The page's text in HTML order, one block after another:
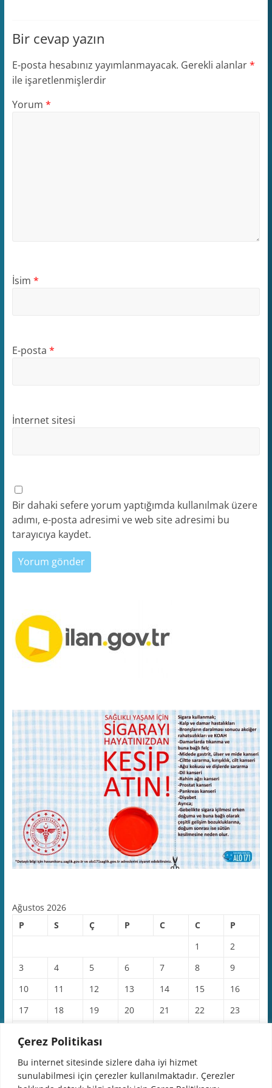
Çerez Politikası
Bu internet sitesinde sizlere daha iyi hizmet
sunulabilmesi için çerezler kullanılmaktadır. Çerezler
Bir cevap yazın
E-posta hesabınız yayımlanmayacak. Gerekli alanlar*
ile işaretlenmişlerdir
Yorum *
İsim *
E-posta *
İnternet sitesi
Bir dahaki sefere yorum yaptığımda kullanılmak üzere
adımı, e-posta adresimi ve web site adresimi bu
tarayıcıya kaydet.
Ağustos 2026
P
S Ç P C C
P
1
2
3
4 5 6 7 8
9
10
11 12 13 14 15
16
17
18 19 20 21 22
23
« Haz